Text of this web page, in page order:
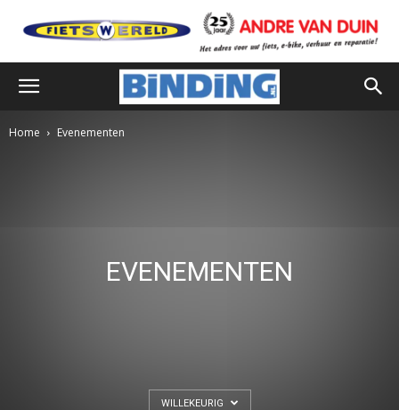
Home Evenementen
EVENEMENTEN
WILLEKEURIG